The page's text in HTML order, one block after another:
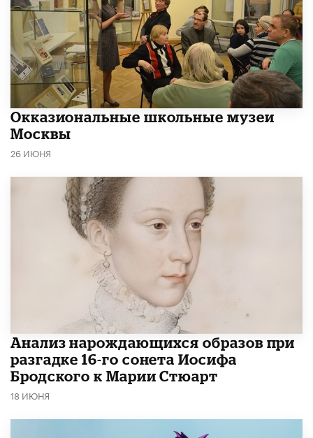
​Окказиональные школьные музеи
Москвы
26 ИЮНЯ
Анализ нарождающихся образов при
разгадке 16-го сонета Иосифа
Бродского к Марии Стюарт
18 ИЮНЯ